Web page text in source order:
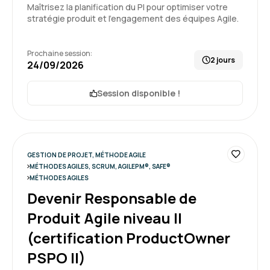
Marianne M. Le 10/06/2026
fondamentaux
Focus sur plusieurs méthodologies agile
exercices pratiques et des RETEX dans des
Louis R.
Très bien. le groupe est petit, nous avons le
temps d'avoir des échanges constructifs.
Formation : Comprendre la démarche Agile
Maîtrisez la planification du PI pour optimiser votre
stratégie produit et l'engagement des équipes Agile.
Prochaine session:
24/09/2026 2 jours
Session disponible !
GESTION DE PROJET, MÉTHODE AGILE
MÉTHODES AGILES, SCRUM, AGILEPM®, SAFE®
MÉTHODES AGILES
Devenir Responsable de
Produit Agile niveau II
(certification ProductOwner
PSPO II)